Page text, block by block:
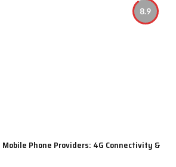
8.9
Mobile Phone Providers: 4G Connectivity &